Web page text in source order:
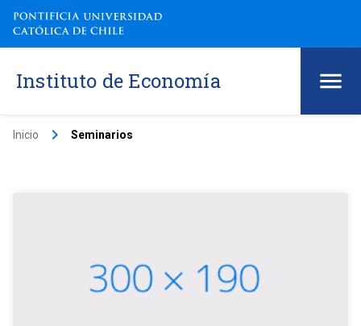
Instituto de Economía
Inicio keyboard_arrow_right Seminarios